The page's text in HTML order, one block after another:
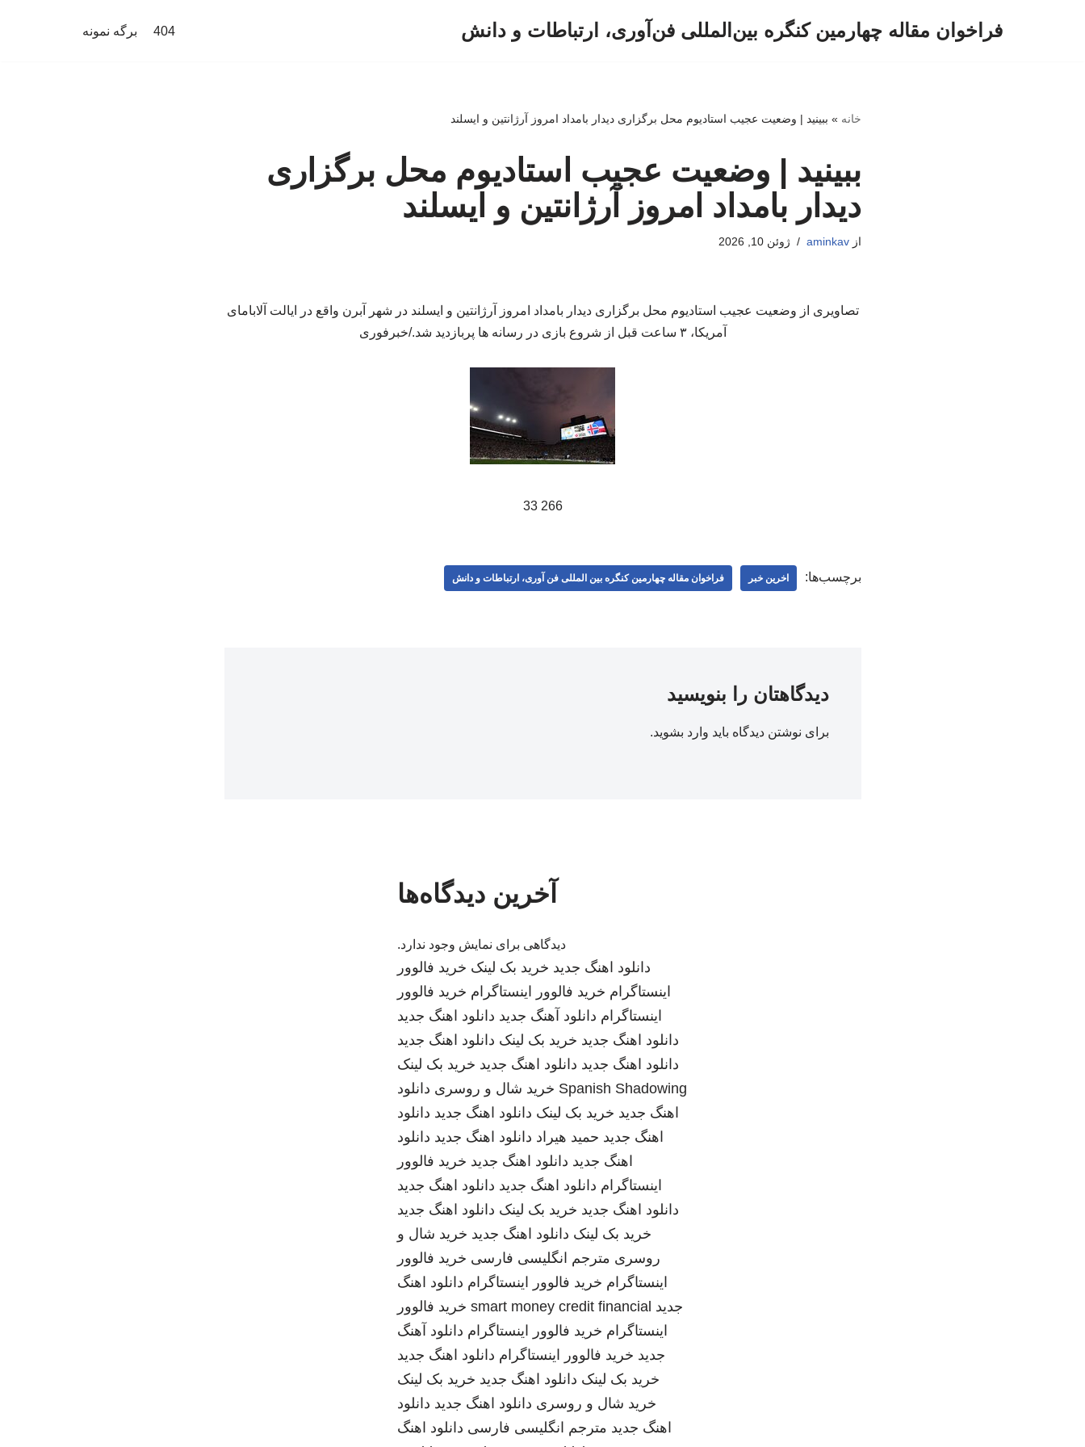
فراخوان مقاله چهارمین کنگره بین‌المللی فن‌آوری، ارتباطات و دانش 404 برگه نمونه
خانه » ببینید | وضعیت عجیب استادیوم‌ محل برگزاری دیدار بامداد امروز آرژانتین و ایسلند
ببینید | وضعیت عجیب استادیوم‌ محل برگزاری
دیدار بامداد امروز آرژانتین و ایسلند
ازaminkav ژوئن 10, 2026
تصاویری از وضعیت عجیب استادیوم‌ محل برگزاری دیدار بامداد امروز آرژانتین و ایسلند در شهر آبرن واقع در ایالت آلابامای
آمریکا، ۳ ساعت قبل از شروع بازی در رسانه ها پربازدید شد./خبرفوری
266 33
برچسب‌ها: اخرین خبر فراخوان مقاله چهارمین کنگره بین المللی فن آوری، ارتباطات و دانش
دیدگاهتان را بنویسید
برای نوشتن دیدگاه باید وارد بشوید.
آخرین دیدگاه‌ها
دیدگاهی برای نمایش وجود ندارد.
دانلود اهنگ جدید خرید بک لینک خرید فالوور
اینستاگرام خرید فالوور اینستاگرام خرید فالوور
اینستاگرام دانلود آهنگ جدید دانلود اهنگ جدید
دانلود اهنگ جدید خرید بک لینک دانلود اهنگ جدید
دانلود اهنگ جدید دانلود اهنگ جدید خرید بک لینک
Spanish Shadowing خرید شال و روسری دانلود
اهنگ جدید خرید بک لینک دانلود اهنگ جدید دانلود
اهنگ جدید حمید هیراد دانلود اهنگ جدید دانلود
اهنگ جدید دانلود اهنگ جدید خرید فالوور
اینستاگرام دانلود اهنگ جدید دانلود اهنگ جدید
دانلود اهنگ جدید خرید بک لینک دانلود اهنگ جدید
خرید بک لینک دانلود اهنگ جدید خرید شال و
روسری مترجم انگلیسی فارسی خرید فالوور
اینستاگرام خرید فالوور اینستاگرام دانلود اهنگ
جدید smart money credit financial خرید فالوور
اینستاگرام خرید فالوور اینستاگرام دانلود آهنگ
جدید خرید فالوور اینستاگرام دانلود اهنگ جدید
خرید بک لینک دانلود اهنگ جدید خرید بک لینک
خرید شال و روسری دانلود اهنگ جدید دانلود
اهنگ جدید مترجم انگلیسی فارسی دانلود اهنگ